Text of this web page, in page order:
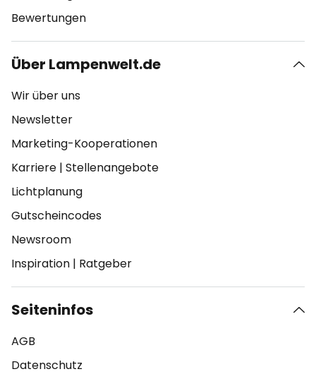
Bewertungen
Über Lampenwelt.de
Wir über uns
Newsletter
Marketing-Kooperationen
Karriere | Stellenangebote
Lichtplanung
Gutscheincodes
Newsroom
Inspiration | Ratgeber
Seiteninfos
AGB
Datenschutz